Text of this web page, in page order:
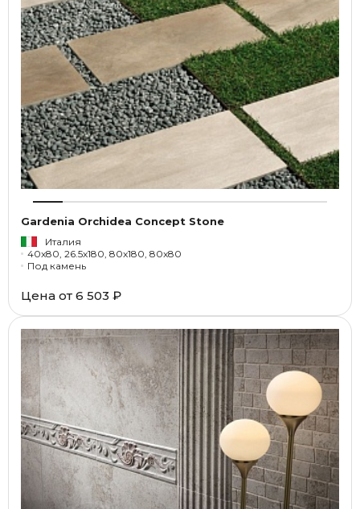
Gardenia Orchidea Concept Stone
Италия
40x80, 26.5x180, 80x180, 80x80
Под камень
Цена от 6 503 ₽